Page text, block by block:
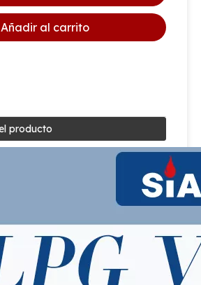
Añadir al carrito
producto